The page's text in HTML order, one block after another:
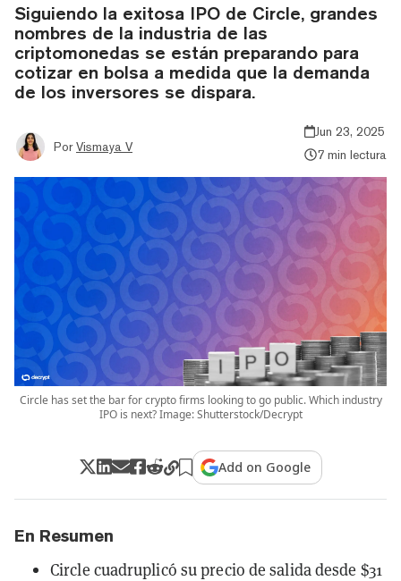
Siguiendo la exitosa IPO de Circle, grandes
nombres de la industria de las
criptomonedas se están preparando para
cotizar en bolsa a medida que la demanda
de los inversores se dispara.
Por Vismaya V
Jun 23, 2025
7 min lectura
Circle has set the bar for crypto firms looking to go public. Which industry
IPO is next? Image: Shutterstock/Decrypt
Add on Google
En Resumen
Circle cuadruplicó su precio de salida desde $31